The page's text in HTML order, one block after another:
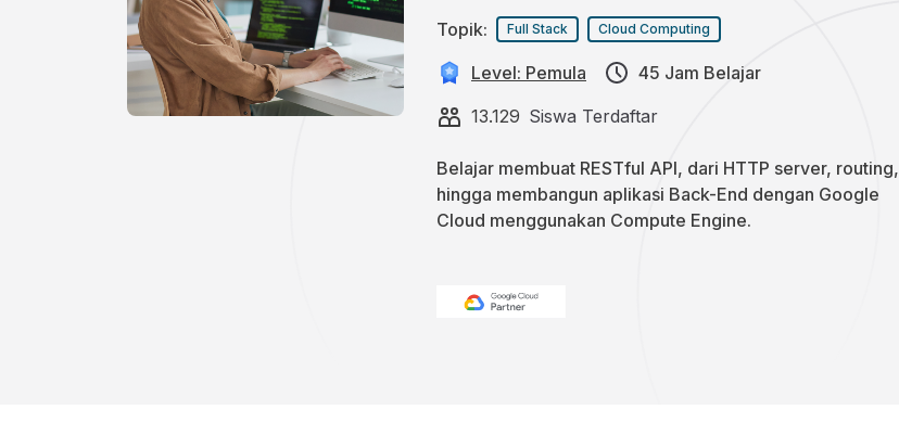
Topik: Full Stack Cloud Computing
Level: Pemula
45 Jam Belajar
13.129 Siswa Terdaftar
Belajar membuat RESTful API, dari HTTP server, routing,
hingga membangun aplikasi Back-End dengan Google
Cloud menggunakan Compute Engine.